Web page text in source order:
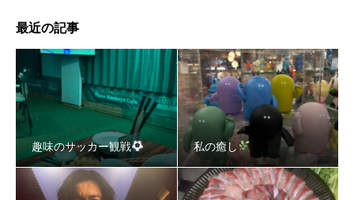
最近の記事
趣味のサッカー観戦 私の癒し